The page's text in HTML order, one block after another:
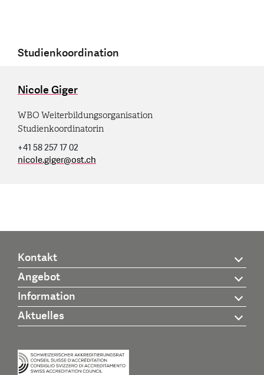
Studienkoordination
Nicole Giger
WBO Weiterbildungsorganisation
Studienkoordinatorin
+41 58 257 17 02
nicole.giger@ost.ch
Kontakt
Angebot
Information
Aktuelles